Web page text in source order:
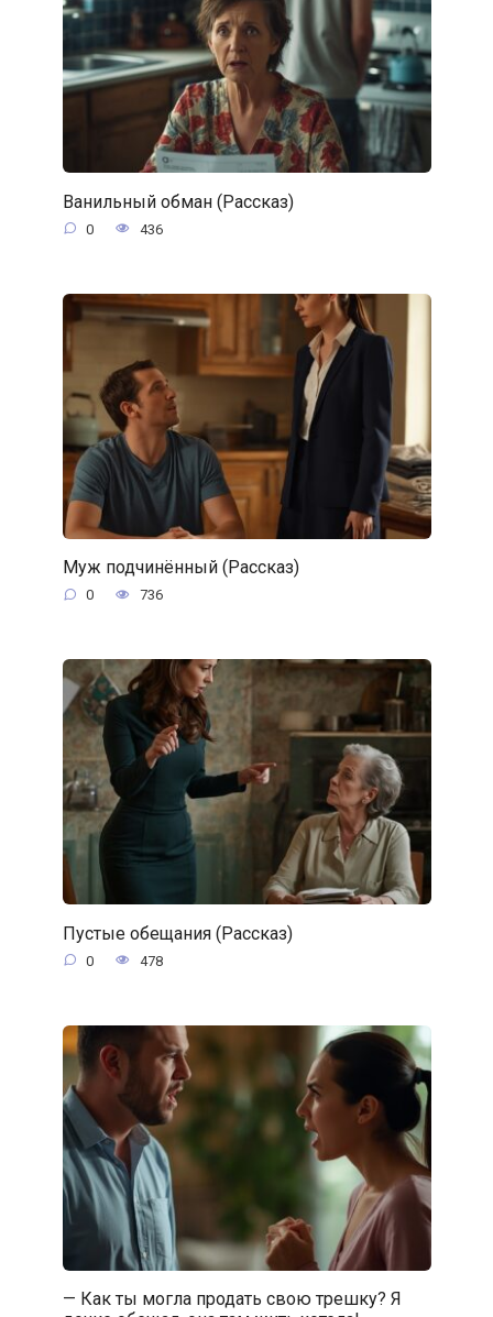
Ванильный обман (Рассказ)
0 436
Муж подчинённый (Рассказ)
0 736
Пустые обещания (Рассказ)
0 478
— Как ты могла продать свою трешку? Я